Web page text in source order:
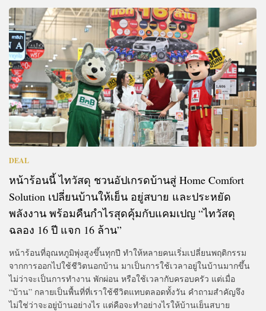
DEAL
หน้าร้อนนี้ ไทวัสดุ ชวนอัปเกรดบ้านสู่ Home Comfort
Solution เปลี่ยนบ้านให้เย็น อยู่สบาย และประหยัด
พลังงาน พร้อมคืนกำไรสุดคุ้มกับแคมเปญ “ไทวัสดุ
ฉลอง 16 ปี แจก 16 ล้าน”
หน้าร้อนที่อุณหภูมิพุ่งสูงขึ้นทุกปี ทำให้หลายคนเริ่มเปลี่ยนพฤติกรรม
จากการออกไปใช้ชีวิตนอกบ้าน มาเป็นการใช้เวลาอยู่ในบ้านมากขึ้น
ไม่ว่าจะเป็นการทำงาน พักผ่อน หรือใช้เวลากับครอบครัว แต่เมื่อ
“บ้าน” กลายเป็นพื้นที่ที่เราใช้ชีวิตแทบตลอดทั้งวัน คำถามสำคัญจึง
ไม่ใช่ว่าจะอยู่บ้านอย่างไร แต่คือจะทำอย่างไรให้บ้านเย็นสบาย